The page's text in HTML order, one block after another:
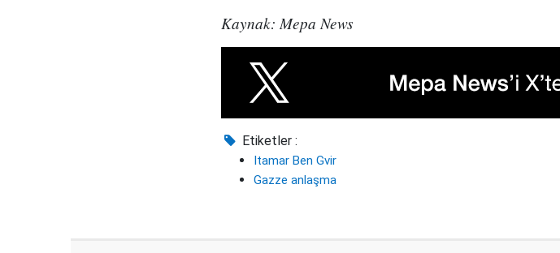
Kaynak: Mepa News
Etiketler :
Itamar Ben Gvir
Gazze anlaşma